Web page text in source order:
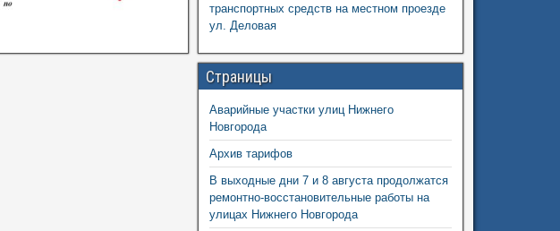
транспортных средств на местном проезде
ул. Деловая
Страницы
Аварийные участки улиц Нижнего
Новгорода
Архив тарифов
В выходные дни 7 и 8 августа продолжатся
ремонтно-восстановительные работы на
улицах Нижнего Новгорода